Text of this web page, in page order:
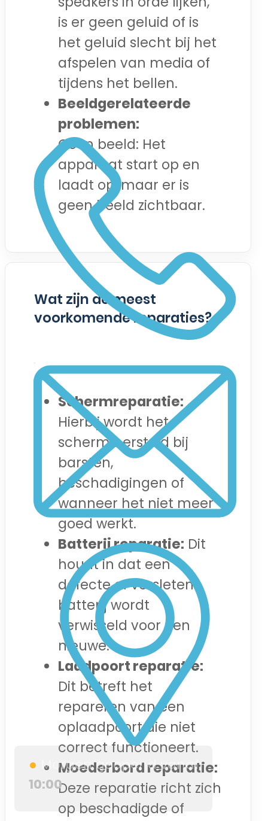
● Morgen geopend vanaf
10:00
is er geen geluid of is
het geluid slecht bij het
afspelen van media of
tijdens het bellen.
Beeldgerelateerde
problemen:
Geen beeld: Het
apparaat start op en
laadt op, maar er is
geen beeld zichtbaar.
Wat zijn de meest
voorkomende reparaties?
Schermreparatie:
Hierbij wordt het
scherm hersteld bij
barsten,
beschadigingen of
wanneer het niet meer
goed werkt.
Batterij reparatie: Dit
houdt in dat een
defecte of versleten
batterij wordt
verwisseld voor een
nieuwe.
Laadpoort reparatie:
Dit betreft het
repareren van een
oplaadpoort die niet
correct functioneert.
Moederbord reparatie:
Deze reparatie richt zich
op beschadigde of